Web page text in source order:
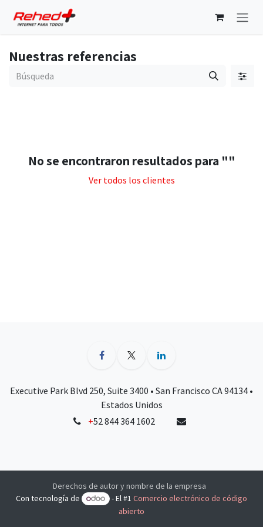
Nuestras referencias
No se encontraron resultados para ""
Ver todos los clientes
Executive Park Blvd 250, Suite 3400 • San Francisco CA 94134 •
Estados Unidos
+52 844 364 1602
Derechos de autor y nombre de la empresa
Con tecnología de
- El #1Comercio electrónico de código
abierto